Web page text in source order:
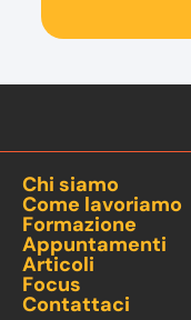
Chi siamo
Come lavoriamo
Formazione
Appuntamenti
Articoli
Focus
Contattaci